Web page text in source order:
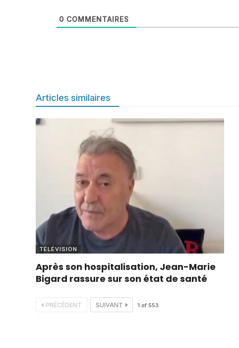
0 COMMENTAIRES
Articles similaires
TÉLÉVISION
Après son hospitalisation, Jean-Marie
Bigard rassure sur son état de santé
PRÉCÉDENT SUIVANT 1 of 553